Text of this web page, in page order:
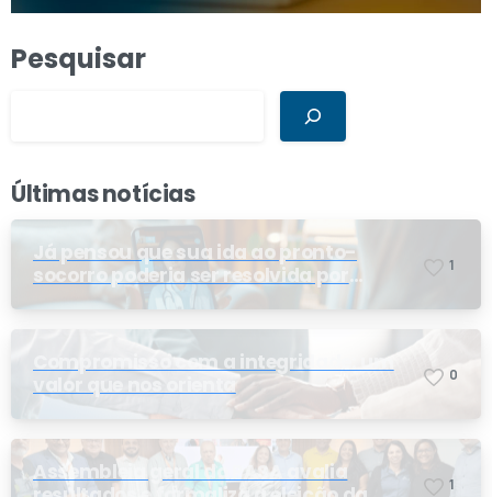
Pesquisar
Últimas notícias
Já pensou que sua ida ao pronto-
socorro poderia ser resolvida por
telemedicina?
1
Compromisso com a integridade: um
valor que nos orienta
0
Assembleia geral do PASA avalia
1